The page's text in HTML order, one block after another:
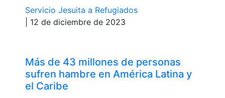
Servicio Jesuita a Refugiados
| 12 de diciembre de 2023
Más de 43 millones de personas
sufren hambre en América Latina y
el Caribe